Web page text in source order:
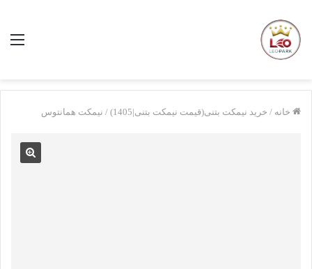
خانه / خرید نیمکت بتنی(قیمت نیمکت بتنی|1405) / نیمکت همانتوس